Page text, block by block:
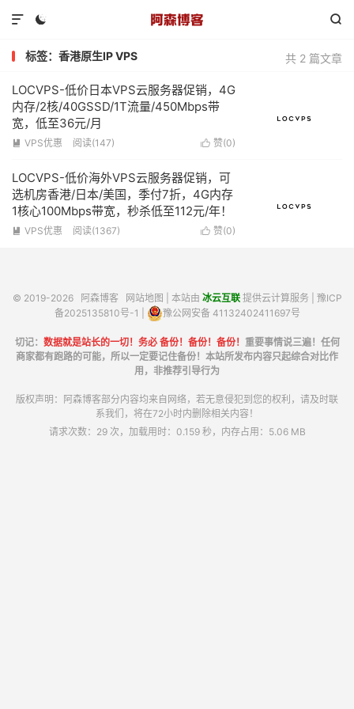
 

共 2 篇文章
标签：香港原生IP VPS
LOCVPS-低价日本VPS云服务器促销，4G
内存/2核/40GSSD/1T流量/450Mbps带
宽，低至36元/月
 赞(0)
 VPS优惠 阅读(147)
LOCVPS-低价海外VPS云服务器促销，可
选机房香港/日本/美国，季付7折，4G内存
1核心100Mbps带宽，秒杀低至112元/年！
 赞(0)
 VPS优惠 阅读(1367)
© 2019-2026 阿森博客 网站地图 | 本站由 冰云互联提供云计算服务 | 豫ICP
备2025135810号-1
豫公网安备 41132402411697号
切记： 数据就是站长的一切！务必 备份！备份！备份！ 重要事情说三遍！任何
商家都有跑路的可能，所以一定要记住备份！本站所发布内容只起综合对比作
用，非推荐引导行为
版权声明：阿森博客部分内容均来自网络，若无意侵犯到您的权利，请及时联
系我们，将在72小时内删除相关内容！
请求次数：29 次，加载用时：0.159 秒，内存占用：5.06 MB